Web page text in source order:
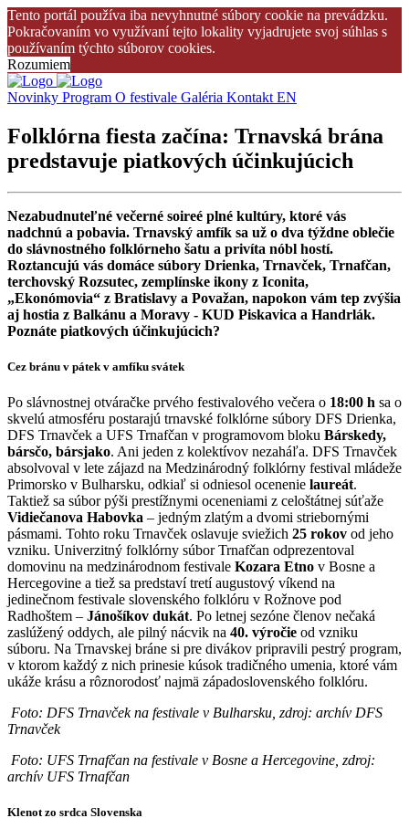
Tento portál používa iba nevyhnutné súbory cookie na prevádzku.
Pokračovaním vo využívaní tejto lokality vyjadrujete svoj súhlas s
používaním týchto súborov cookies.
Rozumiem
Novinky Program O festivale Galéria Kontakt EN
Folklórna fiesta začína: Trnavská brána
predstavuje piatkových účinkujúcich
Nezabudnuteľné večerné soireé plné kultúry, ktoré vás
nadchnú a pobavia. Trnavský amfík sa už o dva týždne oblečie
do slávnostného folklórneho šatu a privíta nóbl hostí.
Roztancujú vás domáce súbory Drienka, Trnavček, Trnafčan,
terchovský Rozsutec, zemplínske ikony z Iconita,
„Ekonómovia“ z Bratislavy a Považan, napokon vám tep zvýšia
aj hostia z Balkánu a Moravy - KUD Piskavica a Handrlák.
Poznáte piatkových účinkujúcich?
Cez bránu v pátek v amfíku svátek
Po slávnostnej otváračke prvého festivalového večera o 18:00 h sa o
skvelú atmosféru postarajú trnavské folklórne súbory DFS Drienka,
DFS Trnavček a UFS Trnafčan v programovom bloku Bárskedy,
bársčo, bársjako. Ani jeden z kolektívov nezaháľa. DFS Trnavček
absolvoval v lete zájazd na Medzinárodný folklórny festival mládeže
Primorsko v Bulharsku, odkiaľ si odniesol ocenenie laureát.
Taktiež sa súbor pýši prestížnymi oceneniami z celoštátnej súťaže
Vidiečanova Habovka – jedným zlatým a dvomi striebornými
pásmami. Tohto roku Trnavček oslavuje sviežich 25 rokov od jeho
vzniku. Univerzitný folklórny súbor Trnafčan odprezentoval
domovinu na medzinárodnom festivale Kozara Etno v Bosne a
Hercegovine a tiež sa predstaví tretí augustový víkend na
jedinečnom festivale slovenského folklóru v Rožnove pod
Radhoštem – Jánošíkov dukát. Po letnej sezóne členov nečaká
zaslúžený oddych, ale pilný nácvik na 40. výročie od vzniku
súboru. Na Trnavskej bráne si pre divákov pripravili pestrý program,
v ktorom každý z nich prinesie kúsok tradičného umenia, ktoré vám
ukáže krásu a rôznorodosť najmä západoslovenského folklóru.
Foto: DFS Trnavček na festivale v Bulharsku, zdroj: archív DFS
Trnavček
Foto: UFS Trnafčan na festivale v Bosne a Hercegovine, zdroj:
archív UFS Trnafčan
Klenot zo srdca Slovenska